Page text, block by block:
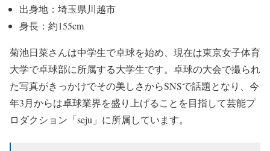
出身地：埼玉県川越市
身長：約155cm
菊池日菜さんは中学生で卓球を始め、現在は東京女子体育
大学で卓球部に所属する大学生です。卓球の大会で撮られ
た写真がきっかけでその美しさからSNSで話題となり、今
年3月からは卓球業界を盛り上げることを目指して芸能プ
ロダクション「seju」に所属しています。